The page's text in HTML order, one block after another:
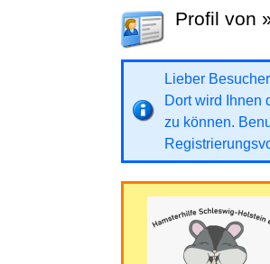
Profil von
Lieber
Dort wird Ihnen
zu können.